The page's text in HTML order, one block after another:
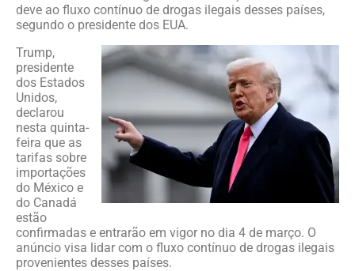
deve ao fluxo contínuo de drogas ilegais desses países,
segundo o presidente dos EUA.
Trump,
presidente
dos Estados
Unidos,
declarou
nesta quinta-
feira que as
tarifas sobre
importações
do México e
do Canadá
estão
confirmadas e entrarão em vigor no dia 4 de março. O
anúncio visa lidar com o fluxo contínuo de drogas ilegais
provenientes desses países.